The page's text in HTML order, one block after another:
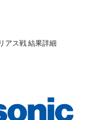
アス戦 結果詳細